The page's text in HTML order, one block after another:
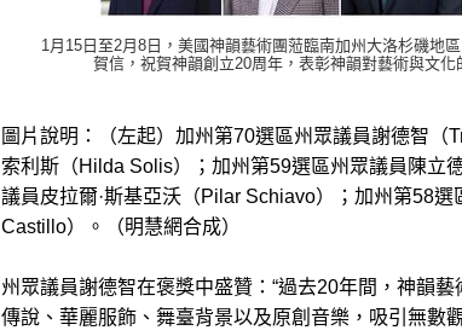
1月15日至2月8日，美國神韻藝術團蒞臨南加州大洛杉磯地
賀信，祝賀神韻創立20周年，表彰神韻對藝術與文化
圖片說明：（左起）加州第70選區州眾議員謝德智（
索利斯（Hilda Solis）；加州第59選區州眾議員陳立
議員皮拉爾·斯基亞沃（Pilar Schiavo）；加州第58
Castillo）。（明慧網合成）
州眾議員謝德智在褒獎中盛贊：“過去20年間，神韻
傳說、華麗服飾、舞臺背景以及原創音樂，吸引無數